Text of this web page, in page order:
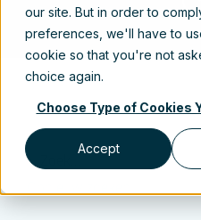
our site. But in order to
preferences, we'll have to
cookie so that you're not
choice again.
Choose Type of Cookies
Accept